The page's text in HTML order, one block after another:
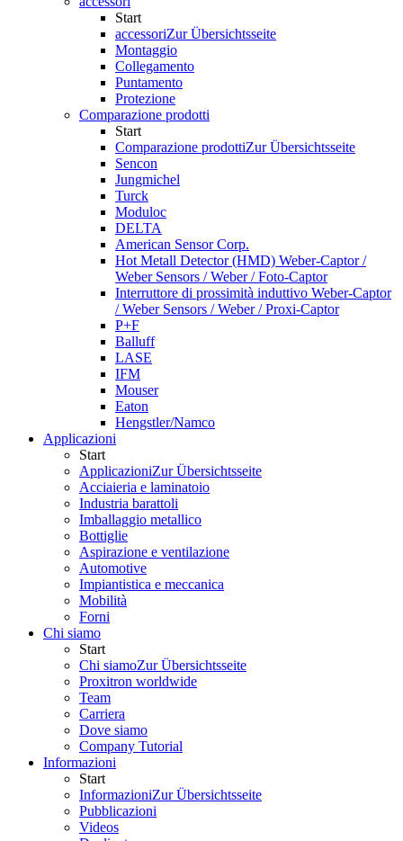
Start
accessoriZur Übersichtsseite
Montaggio
Collegamento
Puntamento
Protezione
Comparazione prodotti
Start
Comparazione prodottiZur Übersichtsseite
Sencon
Jungmichel
Turck
Moduloc
DELTA
American Sensor Corp.
Hot Metall Detector (HMD) Weber-Captor /
Weber Sensors / Weber / Foto-Captor
Interruttore di prossimità induttivo Weber-Captor
/ Weber Sensors / Weber / Proxi-Captor
P+F
Balluff
LASE
IFM
Mouser
Eaton
Hengstler/Namco
Applicazioni
Start
ApplicazioniZur Übersichtsseite
Acciaieria e laminatoio
Industria barattoli
Imballaggio metallico
Bottiglie
Aspirazione e ventilazione
Automotive
Impiantistica e meccanica
Mobilità
Forni
Chi siamo
Start
Chi siamoZur Übersichtsseite
Proxitron worldwide
Team
Carriera
Dove siamo
Company Tutorial
Informazioni
Start
InformazioniZur Übersichtsseite
Pubblicazioni
Videos